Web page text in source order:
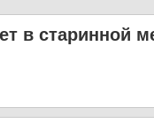
в старинной